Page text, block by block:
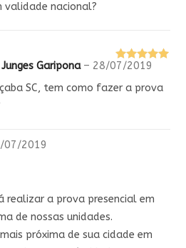
validade nacional?
Avaliação
de 5
Garipona – 28/07/2019
SC, tem como fazer a prova
07/2019
realizar a prova presencial em
de nossas unidades.
mais próxima de sua cidade em